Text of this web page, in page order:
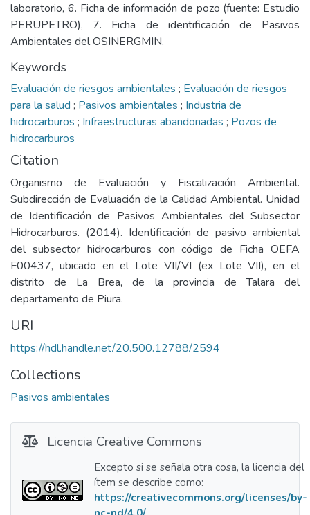
laboratorio, 6. Ficha de información de pozo (fuente: Estudio
PERUPETRO), 7. Ficha de identificación de Pasivos
Ambientales del OSINERGMIN.
Keywords
Evaluación de riesgos ambientales ; Evaluación de riesgos
para la salud ; Pasivos ambientales ; Industria de
hidrocarburos ; Infraestructuras abandonadas ; Pozos de
hidrocarburos
Citation
Organismo de Evaluación y Fiscalización Ambiental.
Subdirección de Evaluación de la Calidad Ambiental. Unidad
de Identificación de Pasivos Ambientales del Subsector
Hidrocarburos. (2014). Identificación de pasivo ambiental
del subsector hidrocarburos con código de Ficha OEFA
F00437, ubicado en el Lote VII/VI (ex Lote VII), en el
distrito de La Brea, de la provincia de Talara del
departamento de Piura.
URI
https://hdl.handle.net/20.500.12788/2594
Collections
Pasivos ambientales
Licencia Creative Commons
Excepto si se señala otra cosa, la licencia del
ítem se describe como:
https://creativecommons.org/licenses/by-